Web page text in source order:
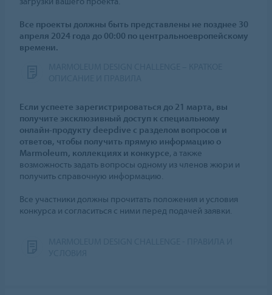
Все проекты должны быть представлены не позднее 30
апреля 2024 года до 00:00 по центральноевропейскому
времени.
Если успеете зарегистрироваться до 21 марта, вы
получите эксклюзивный доступ к специальному
онлайн-продукту deepdive с разделом вопросов и
ответов, чтобы получить прямую информацию о
Marmoleum, коллекциях и конкурсе, а также
возможность задать вопросы одному из членов жюри и
получить справочную информацию.
Все участники должны прочитать положения и условия
конкурса и согласиться с ними перед подачей заявки.